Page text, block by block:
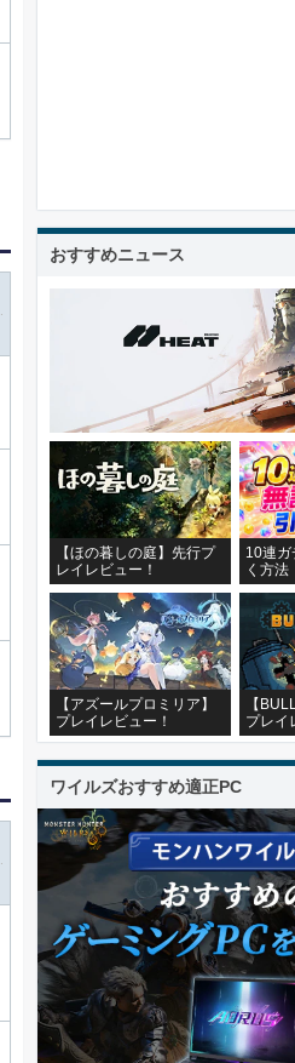
おすすめニュース
【ほの暮しの庭】先行プ
レイレビュー！
10連ガ
く方法
【アズールプロミリア】
プレイレビュー！
【
プレイ
ワイルズおすすめ適正PC